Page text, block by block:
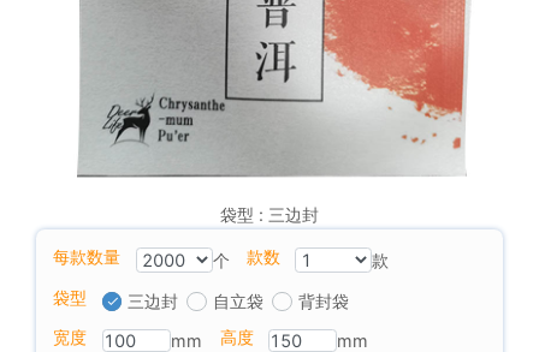
袋型 : 三边封
每款数量 个 款数
款
袋型
三边封 自立袋
背封袋
宽度
mm 高度
mm